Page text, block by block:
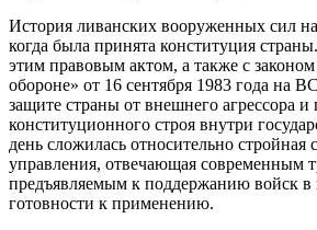
История ливанских вооруженных сил
когда была принята конституция
этим правовым актом, а также с
обороне» от 16 сентября 1983 года на
защите страны от внешнего агрессора
конституционного строя внутри
день сложилась относительно стройная
управления, отвечающая современным
предъявляемым к поддержанию войск в
готовности к применению.